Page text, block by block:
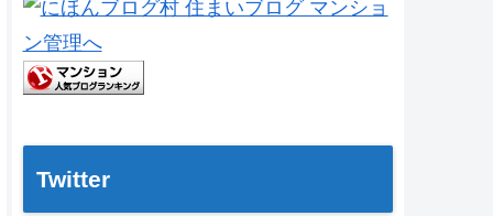
Twitter